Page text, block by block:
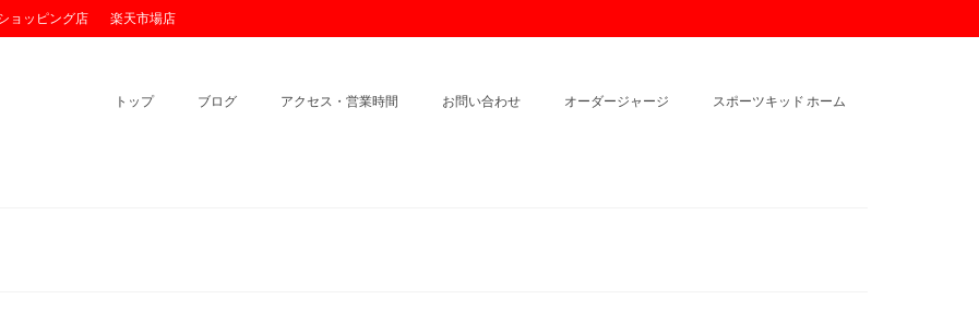
ョッピング店 楽天市場店
トップ ブログ アクセス・営業時間 お問い合わせ オーダージャージ スポーツキッド ホーム